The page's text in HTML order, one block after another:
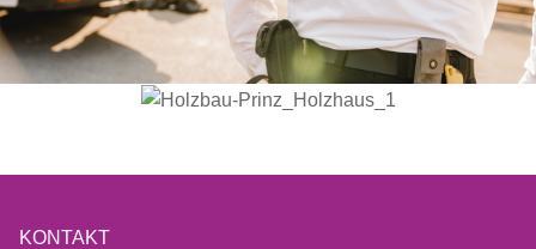
KONTAKT